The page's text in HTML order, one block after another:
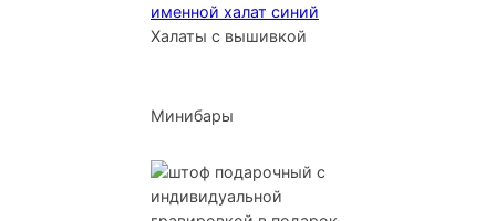
Халаты с вышивкой
Минибары